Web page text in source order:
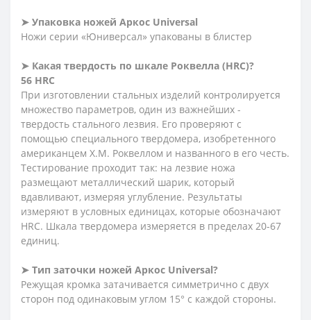
➤ Упаковка ножей Аркос Universal
Ножи серии «Юниверсал» упакованы в блистер
➤ Какая твердость по шкале Роквелла (HRC)?
56 HRC
При изготовлении стальных изделий контролируется
множество параметров, один из важнейших -
твердость стального лезвия. Его проверяют с
помощью специального твердомера, изобретенного
американцем Х.М. Роквеллом и названного в его честь.
Тестирование проходит так: на лезвие ножа
размещают металлический шарик, который
вдавливают, измеряя углубление. Результаты
измеряют в условных единицах, которые обозначают
HRC. Шкала твердомера измеряется в пределах 20-67
единиц.
➤ Тип заточки ножей Аркос Universal?
Режущая кромка затачивается симметрично с двух
сторон под одинаковым углом 15° с каждой стороны.